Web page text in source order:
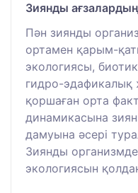
Зиянды
Пән зиянды
ортамен қарым-
экологиясы,
гидро-эдафикалық
қоршаған орта
динамикасына
дамуына әсері
Зиянды
экологиясын